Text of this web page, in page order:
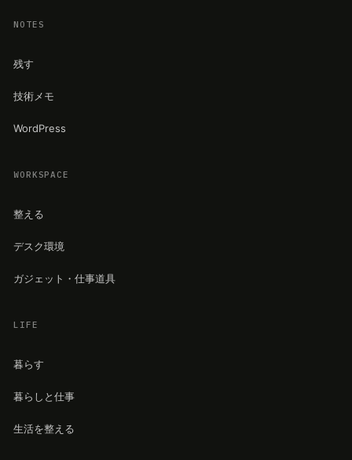
NOTES
残す
技術メモ
WordPress
WORKSPACE
整える
デスク環境
ガジェット・仕事道具
LIFE
暮らす
暮らしと仕事
生活を整える